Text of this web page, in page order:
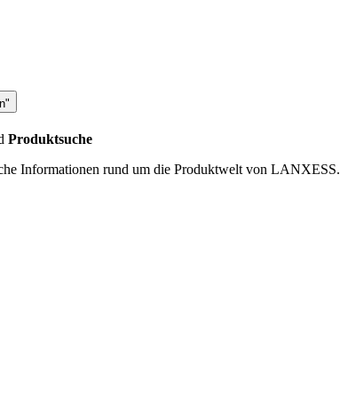
Produktsuche
Informationen rund um die Produktwelt von LANXESS.